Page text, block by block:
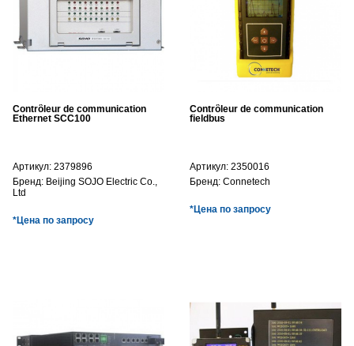
Contrôleur de communication
Ethernet SCC100
Артикул: 2379896
Бренд: Beijing SOJO Electric Co.,
Ltd
*Цена по запросу
Contrôleur de communication
fieldbus
Артикул: 2350016
Бренд: Connetech
*Цена по запросу